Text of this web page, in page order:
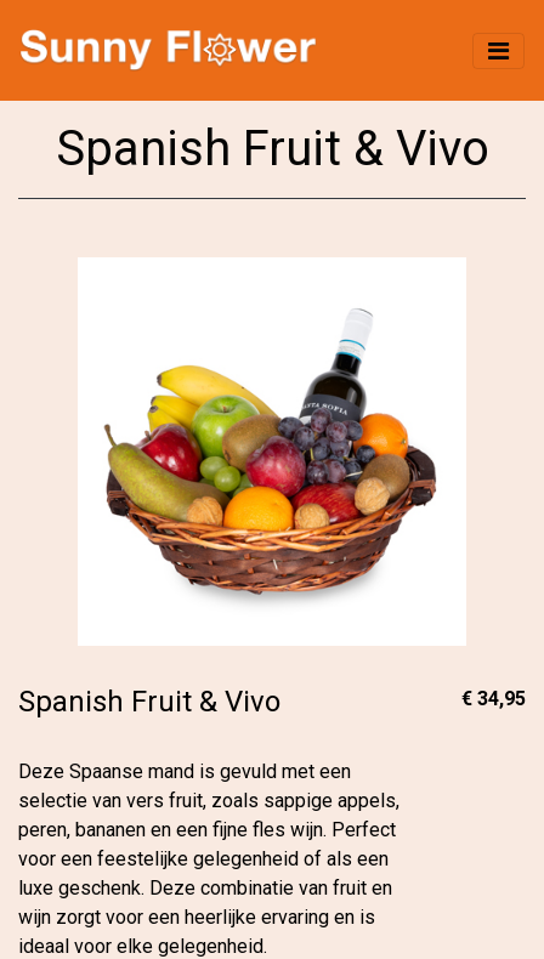
Spanish Fruit & Vivo
Spanish Fruit & Vivo
Deze Spaanse mand is gevuld met een
selectie van vers fruit, zoals sappige appels,
peren, bananen en een fijne fles wijn. Perfect
voor een feestelijke gelegenheid of als een
luxe geschenk. Deze combinatie van fruit en
wijn zorgt voor een heerlijke ervaring en is
ideaal voor elke gelegenheid.
€ 34,95